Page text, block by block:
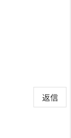
返信